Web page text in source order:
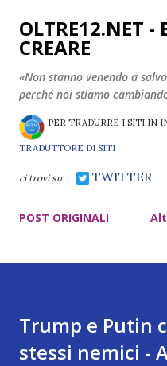
Passa ai
OLTRE12.NET -
CREARE
«Non stanno venendo a
perché noi stiamo
PER TRADURRE I SITI IN
TRADUTTORE DI SITI
ci trovi su: TWITTER
POST ORIGINALI
Trump e Putin
stessi nemici -